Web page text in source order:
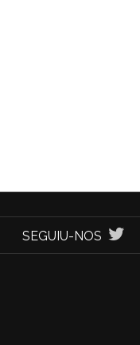
SEGUIU-NOS